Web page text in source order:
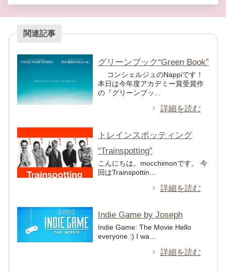
関連記事
グリーンブック“Green Book”
コンシェルジュのNappiです！
本日は今年度アカデミー賞受賞作
の『グリーンブッ...
詳細を読む
トレインスポッティング
“Trainspotting”
こんにちは。mocchimonです。 今
回はTrainspottin...
詳細を読む
Indie Game by Joseph
Indie Game: The Movie Hello
everyone :) I wa...
詳細を読む